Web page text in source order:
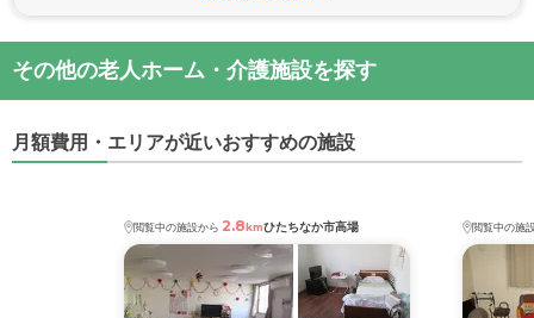
その他の老人ホーム・介護施設を探す
月額費用・エリアが近いおすすめの施設
閲覧中の施設から 2.8kmひたちなか市高場 閲覧中の施